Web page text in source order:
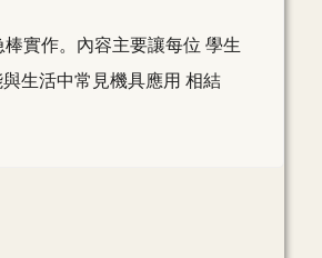
實作。內容主要讓每位 學生
生活中常見機具應用 相結